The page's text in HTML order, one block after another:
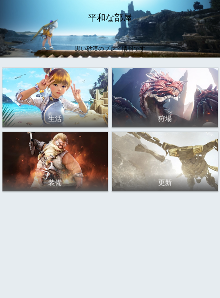
平和な部屋
黒い砂漠のプレイ情報です
生活 狩場
装備 更新